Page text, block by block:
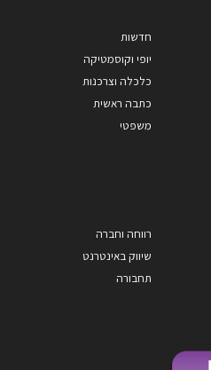
חדשות
יופי וקוסמטיקה
כלכלה וצרכנות
כתבה ראשית
משפטי
רווחה וחברה
שיווק באינטרנט
תחבורה